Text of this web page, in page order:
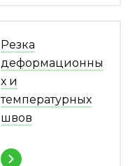
Резка
деформационны
х и
температурных
швов